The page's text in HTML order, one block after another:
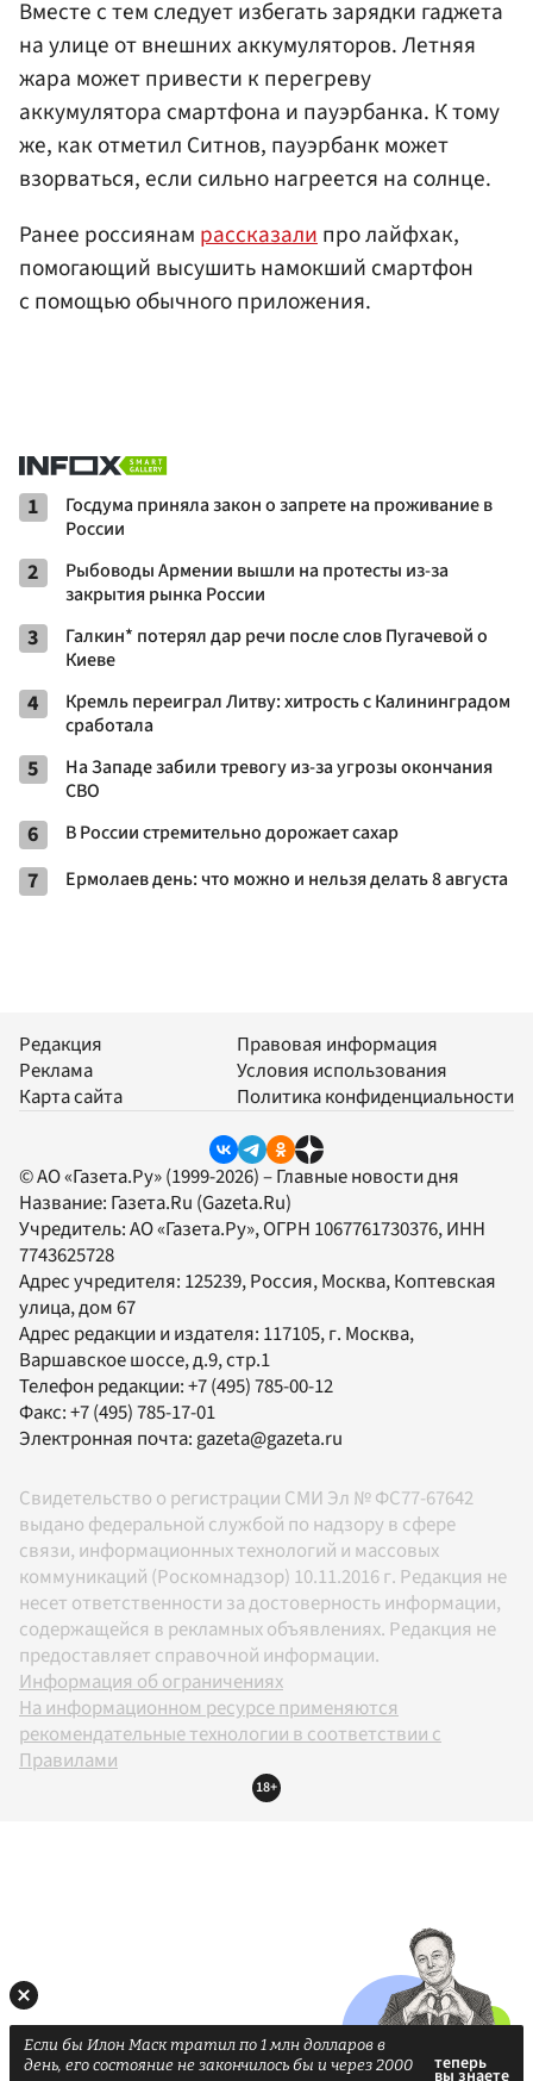
Вместе с тем следует избегать зарядки гаджета
на улице от внешних аккумуляторов. Летняя
жара может привести к перегреву
аккумулятора смартфона и пауэрбанка. К тому
же, как отметил Ситнов, пауэрбанк может
взорваться, если сильно нагреется на солнце.
Ранее россиянам рассказалипро лайфхак,
помогающий высушить намокший смартфон
с помощью обычного приложения.
1
Госдума приняла закон о запрете на проживание в
России
2
Рыбоводы Армении вышли на протесты из-за
закрытия рынка России
3
Галкин* потерял дар речи после слов Пугачевой о
Киеве
4
Кремль переиграл Литву: хитрость с Калининградом
сработала
5
На Западе забили тревогу из-за угрозы окончания
СВО
6 В России стремительно дорожает сахар
7 Ермолаев день: что можно и нельзя делать 8 августа
Редакция
Реклама
Карта сайта
Правовая информация
Условия использования
Политика конфиденциальности
© АО «Газета.Ру» (1999-2026) – Главные новости дня
Название: Газета.Ru (Gazeta.Ru)
Учредитель:АО «Газета.Ру», ОГРН 1067761730376, ИНН
7743625728
Адрес учредителя: 125239, Россия, Москва, Коптевская
улица, дом 67
Адрес редакции и издателя: 117105, г. Москва,
Варшавское шоссе, д.9, стр.1
Телефон редакции:+7 (495) 785-00-12
Факс:+7 (495) 785-17-01
Электронная почта: gazeta@gazeta.ru
Свидетельство о регистрации СМИ Эл № ФС77-67642
выдано федеральной службой по надзору в сфере
связи, информационных технологий и массовых
коммуникаций (Роскомнадзор) 10.11.2016 г. Редакция не
несет ответственности за достоверность информации,
содержащейся в рекламных объявлениях. Редакция не
предоставляет справочной информации.
Информация об ограничениях
На информационном ресурсе применяются
рекомендательные технологии в соответствии с
Правилами
18+
Если бы Илон Маск тратил по 1 млн долларов в
день, его состояние не закончилось бы и через 2000